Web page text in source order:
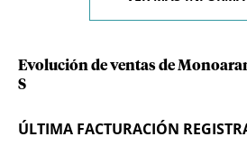
Evolución de ventas de
S
ÚLTIMA FACTURACIÓN